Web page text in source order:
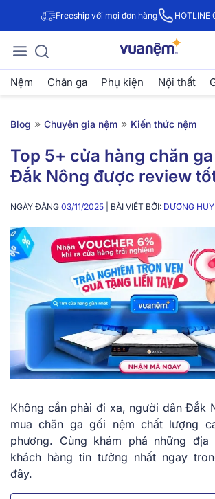
Freeship với mọi đơn hàng HOTLINE
Nệm Chăn ga Phụ kiện Nội thất
Blog » Chuyên gia nệm » Kiến thức nệm
Top 5+ cửa hàng chăn
Đắk Nông được review
NGÀY ĐĂNG 03/11/2025 | BÀI VIẾT BỞI: DƯƠNG
Không cần phải đi xa, người dân Đắk
mua chăn ga gối nệm chất lượng
phương. Cùng khám phá những
khách hàng tin tưởng nhất ngay
đây.